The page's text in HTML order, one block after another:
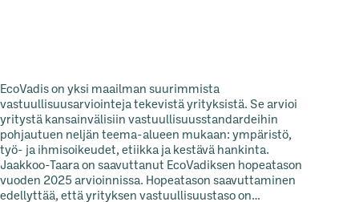
EcoVadis on yksi maailman suurimmista
vastuullisuusarviointeja tekevistä yrityksistä. Se arvioi
yritystä kansainvälisiin vastuullisuusstandardeihin
pohjautuen neljän teema-alueen mukaan: ympäristö,
työ- ja ihmisoikeudet, etiikka ja kestävä hankinta.
Jaakkoo-Taara on saavuttanut EcoVadiksen hopeatason
vuoden 2025 arvioinnissa. Hopeatason saavuttaminen
edellyttää, että yrityksen vastuullisuustaso on…